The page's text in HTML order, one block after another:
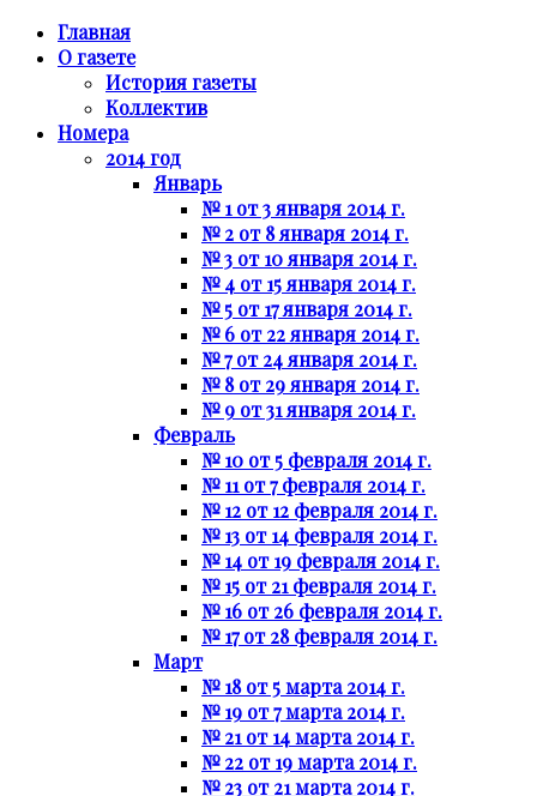
Главная
О газете
История газеты
Коллектив
Номера
2014 год
Январь
№ 1 от 3 января 2014 г.
№ 2 от 8 января 2014 г.
№ 3 от 10 января 2014 г.
№ 4 от 15 января 2014 г.
№ 5 от 17 января 2014 г.
№ 6 от 22 января 2014 г.
№ 7 от 24 января 2014 г.
№ 8 от 29 января 2014 г.
№ 9 от 31 января 2014 г.
Февраль
№ 10 от 5 февраля 2014 г.
№ 11 от 7 февраля 2014 г.
№ 12 от 12 февраля 2014 г.
№ 13 от 14 февраля 2014 г.
№ 14 от 19 февраля 2014 г.
№ 15 от 21 февраля 2014 г.
№ 16 от 26 февраля 2014 г.
№ 17 от 28 февраля 2014 г.
Март
№ 18 от 5 марта 2014 г.
№ 19 от 7 марта 2014 г.
№ 21 от 14 марта 2014 г.
№ 22 от 19 марта 2014 г.
№ 23 от 21 марта 2014 г.